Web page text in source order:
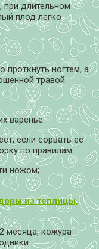
длительном
плод легко
проткнуть ногтем, а
травой.
варенье.
если сорвать ее
по правилам:
ножом;
из теплицы,
месяца, кожура